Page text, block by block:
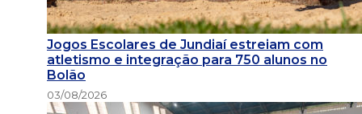
Jogos Escolares de Jundiaí estreiam com
atletismo e integração para 750 alunos no
Bolão
03/08/2026